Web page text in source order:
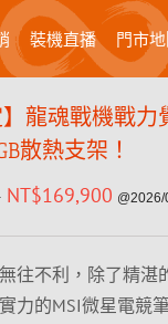
裝機直播 門市地
】龍魂戰機戰
散熱支架！
NT$169,900
往不利，除了精湛
力的MSI微星電競